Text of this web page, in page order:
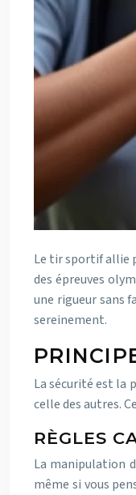
Le tir sportif allie
des épreuves
une rigueur sans
sereinement.
La sécurité est la
celle des autres.
RÈGLES
La manipulation
même si vous